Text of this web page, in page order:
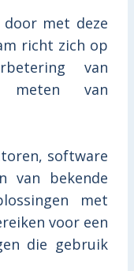
door met deze
richt zich op
van
meten van
software
van bekende
met
voor een
die gebruik